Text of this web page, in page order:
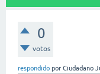
0
votos
respondido por Ciudadano